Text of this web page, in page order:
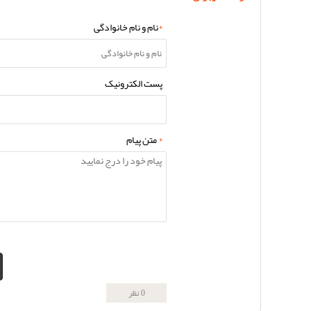
*نام و نام خانوادگی
پست الکترونیک
*متن پیام
0 نظر